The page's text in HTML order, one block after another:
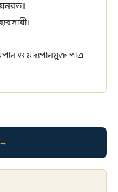
ও মদ্যপানমুক্ত পাত্র